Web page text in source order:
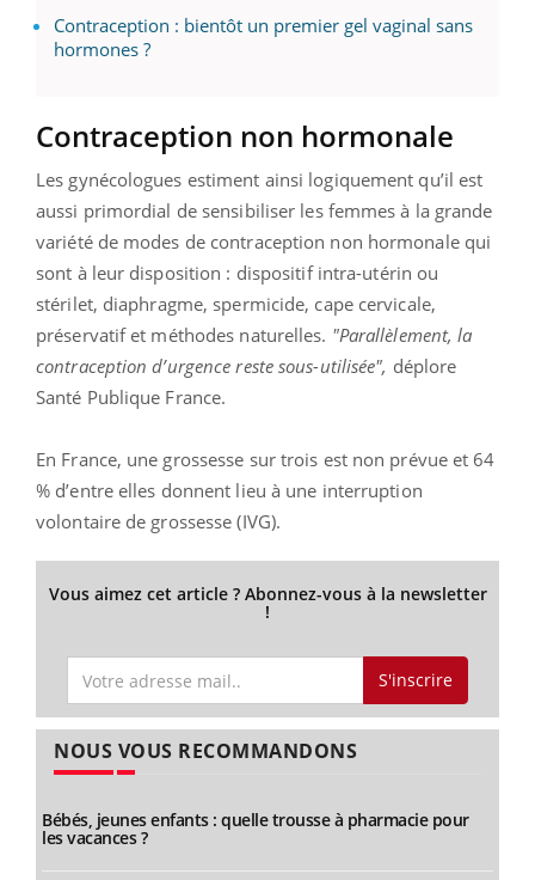
Contraception : bientôt un premier gel vaginal sans
hormones ?
Contraception non hormonale
Les gynécologues estiment ainsi logiquement qu’il est
aussi primordial de sensibiliser les femmes à la grande
variété de modes de contraception non hormonale qui
sont à leur disposition : dispositif intra-utérin ou
stérilet, diaphragme, spermicide, cape cervicale,
préservatif et méthodes naturelles. "Parallèlement, la
contraception d’urgence reste sous-utilisée", déplore
Santé Publique France.
En France, une grossesse sur trois est non prévue et 64
% d’entre elles donnent lieu à une interruption
volontaire de grossesse (IVG).
Vous aimez cet article ? Abonnez-vous à la newsletter
!
S'inscrire
NOUS VOUS RECOMMANDONS
Bébés, jeunes enfants : quelle trousse à pharmacie pour
les vacances ?